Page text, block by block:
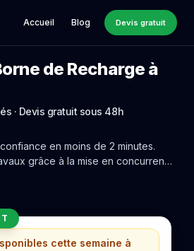
Accueil Blog Devis gratuit
de Recharge à
· Devis gratuit sous 48h
en moins de 2 minutes.
grâce à la mise en concurrence
cette semaine à